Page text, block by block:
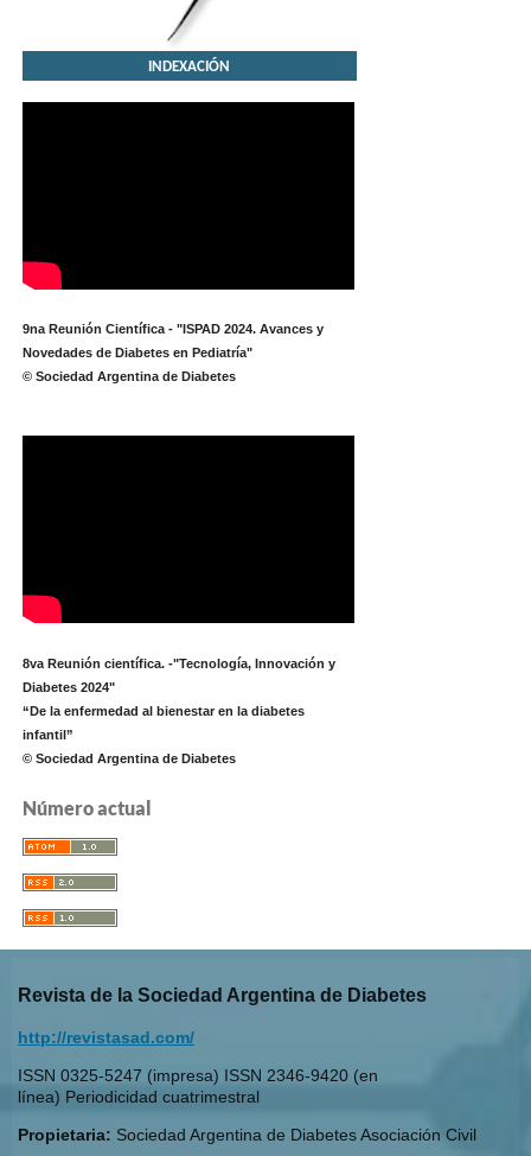
INDEXACIÓN
9na Reunión Científica - "ISPAD 2024. Avances y
Novedades de Diabetes en Pediatría"
© Sociedad Argentina de Diabetes
8va Reunión científica. -"Tecnología, Innovación y
Diabetes 2024"
“De la enfermedad al bienestar en la diabetes
infantil”
© Sociedad Argentina de Diabetes
Número actual
Revista de la Sociedad Argentina de Diabetes
http://revistasad.com/
ISSN 0325-5247 (impresa) ISSN 2346-9420 (en
línea) Periodicidad cuatrimestral
Propietaria: Sociedad Argentina de Diabetes Asociación Civil